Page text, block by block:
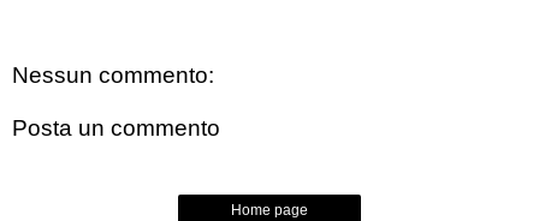
Nessun commento:
Posta un commento
Home page